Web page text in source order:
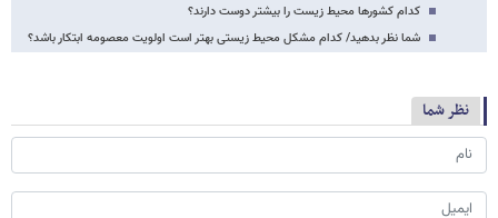
کدام کشورها محیط زیست را بیشتر دوست دارند؟
شما نظر بدهید/ کدام مشکل محیط زیستی بهتر است اولویت معصومه ابتکار باشد؟
نظر شما